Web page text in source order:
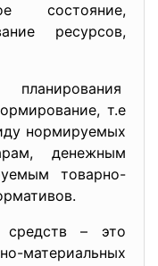
состояние,
ресурсов,
т.е
нормируемых
денежным
товарно-
– это
материальных